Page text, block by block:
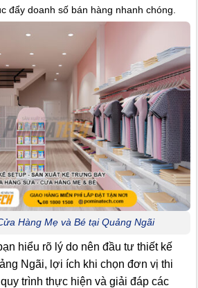
đẩy doanh số bán hàng nhanh chóng.
Hàng Mẹ và Bé tại Quảng Ngãi
hiểu rõ lý do nên đầu tư thiết kế
Ngãi, lợi ích khi chọn đơn vị thi
trình thực hiện và giải đáp các